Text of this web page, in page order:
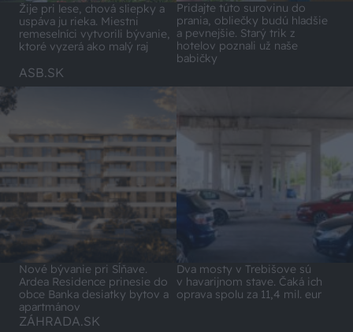
Žije pri lese, chová sliepky a
uspáva ju rieka. Miestni
remeselníci vytvorili bývanie,
ktoré vyzerá ako malý raj
Pridajte túto surovinu do
prania, obliečky budú hladšie
a pevnejšie. Starý trik z
hotelov poznali už naše
babičky
ASB.SK
Nové bývanie pri Sĺňave.
Ardea Residence prinesie do
obce Banka desiatky bytov a
apartmánov
Dva mosty v Trebišove sú
v havarijnom stave. Čaká ich
oprava spolu za 11,4 mil. eur
ZÁHRADA.SK